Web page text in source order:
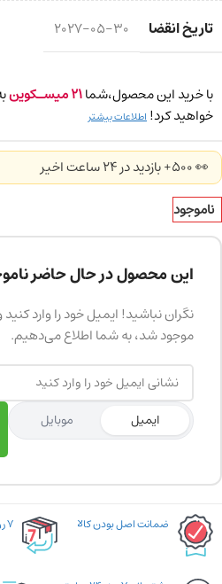
تاریخ انقضا 2027-05-30
با خرید این محصول،شما21میسـکوین
خواهید کرد! اطلاعات بیشتر
👀 500+ بازدید در ۲۴ ساعت اخیر
ناموجود
این محصول در حال حاضر
نگران نباشید! ایمیل خود را وارد
موجود شد، به شما اطلاع می‌دهیم.
ایمیل موبایل
ضمانت اصل بودن کالا ۷ روز ضمانت بازگشت